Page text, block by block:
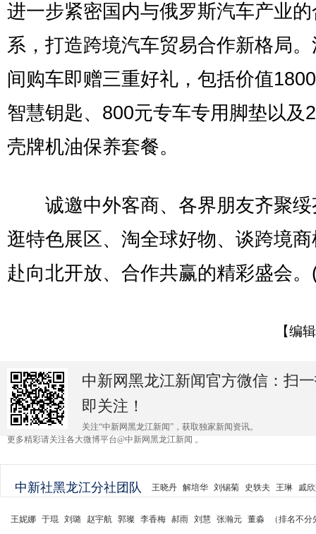
进一步紧密国内与俄罗斯汽车产业
系，打造跨境汽车贸易合作新格局
间购车即赠三重好礼，包括价值
智慧钥匙、800元专车专用脚垫以及
壳牌机油保养套餐。
诚邀中外客商、各界朋友齐聚绥
逛特色展区、淘全球好物、谈跨境
赴向北开放、合作共赢的精彩盛会
【编
中新网黑龙江新闻官方微信：扫
即关注！
关注“中新网黑龙江新闻”，获取独家新闻资讯。
更多精彩请关注各大微博平台@中新网黑龙江新闻 。
中新社黑龙江分社团队 王晓丹 解培华 刘锡菊 史轶夫 王琳 戚
王妮娜 于琨 刘璐 赵宇航 郭璨 李香梅 郝雨 刘慧 张瀚元 董淼 （排名不